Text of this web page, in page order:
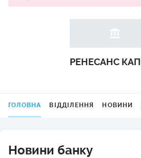
РЕНЕСАНС
ГОЛОВНА ВІДДІЛЕННЯ НОВИНИ
Новини банку